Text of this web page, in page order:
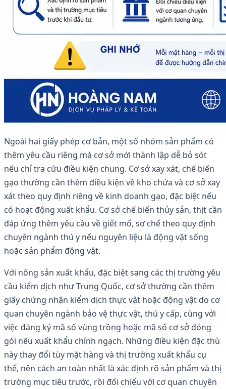
Ngoài hai giấy phép cơ bản, một số nhóm sản phẩm có
thêm yêu cầu riêng mà cơ sở mới thành lập dễ bỏ sót
nếu chỉ tra cứu điều kiện chung. Cơ sở xay xát, chế biến
gạo thường cần thêm điều kiện về kho chứa và cơ sở xay
xát theo quy định riêng về kinh doanh gạo, đặc biệt nếu
có hoạt động xuất khẩu. Cơ sở chế biến thủy sản, thịt cần
đáp ứng thêm yêu cầu về giết mổ, sơ chế theo quy định
chuyên ngành thú y nếu nguyên liệu là động vật sống
hoặc sản phẩm động vật.
Với nông sản xuất khẩu, đặc biệt sang các thị trường yêu
cầu kiểm dịch như Trung Quốc, cơ sở thường cần thêm
giấy chứng nhận kiểm dịch thực vật hoặc động vật do cơ
quan chuyên ngành bảo vệ thực vật, thú y cấp, cùng với
việc đăng ký mã số vùng trồng hoặc mã số cơ sở đóng
gói nếu xuất khẩu chính ngạch. Những điều kiện đặc thù
này thay đổi tùy mặt hàng và thị trường xuất khẩu cụ
thể, nên cách an toàn nhất là xác định rõ sản phẩm và thị
trường mục tiêu trước, rồi đối chiếu với cơ quan chuyên